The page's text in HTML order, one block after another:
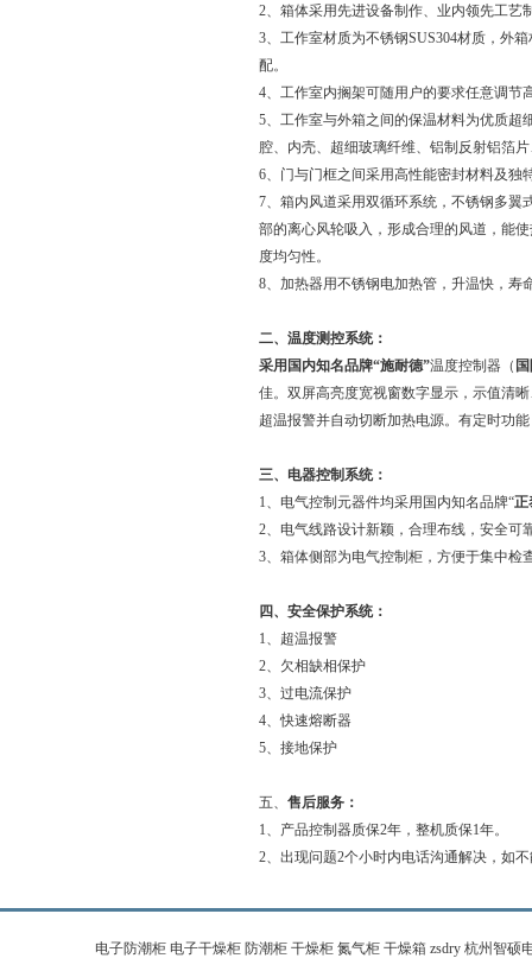
2、箱体采用先进设备制作、业内领先工艺
3、工作室材质为不锈钢SUS304材质，外
配。
4、工作室内搁架可随用户的要求任意调节
5、工作室与外箱之间的保温材料为优质超
腔、内壳、超细玻璃纤维、铝制反射铝箔
6、门与门框之间采用高性能密封材料及独
7、箱内风道采用双循环系统，不锈钢多翼
部的离心风轮吸入，形成合理的风道，能
度均匀性。
8、加热器用不锈钢电加热管，升温快，寿
二、温度测控系统：
采用国内知名品牌“施耐德”温度控制器（
佳。双屏高亮度宽视窗数字显示，示值清
超温报警并自动切断加热电源。有定时功
三、电器控制系统：
1、电气控制元器件均采用国内知名品牌“正
2、电气线路设计新颖，合理布线，安全可
3、箱体侧部为电气控制柜，方便于集中检
四、安全保护系统：
1、超温报警
2、欠相缺相保护
3、过电流保护
4、快速熔断器
5、接地保护
五、 售后服务：
1、产品控制器质保2年，整机质保1年。
2、出现问题2个小时内电话沟通解决，如
电子防潮柜 电子干燥柜 防潮柜 干燥柜 氮气柜 干燥箱 zsdry 杭州智硕